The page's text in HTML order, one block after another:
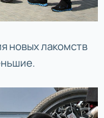
новых лакомств